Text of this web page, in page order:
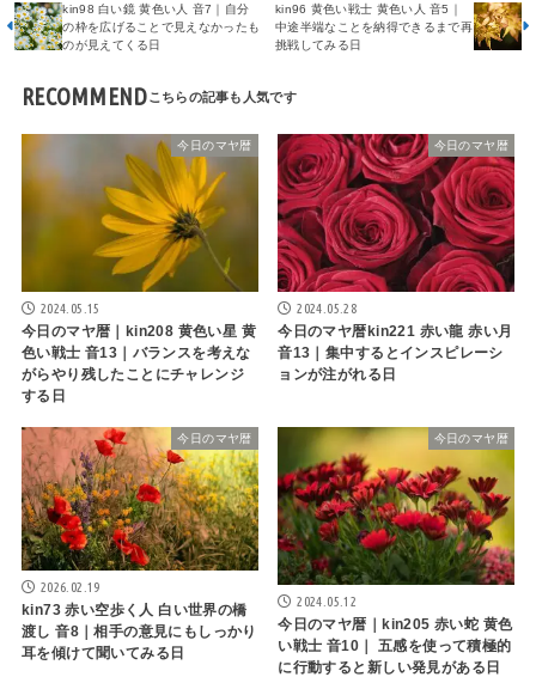
kin98 白い鏡 黄色い人 音7｜自分
の枠を広げることで見えなかったも
のが見えてくる日
kin96 黄色い戦士 黄色い人 音5｜
中途半端なことを納得できるまで再
挑戦してみる日
RECOMMEND
今日のマヤ暦
2024.05.15
今日のマヤ暦｜kin208 黄色い星 黄
色い戦士 音13｜バランスを考えな
がらやり残したことにチャレンジ
する日
今日のマヤ暦
2024.05.28
今日のマヤ暦kin221 赤い龍 赤い月
音13｜集中するとインスピレーシ
ョンが注がれる日
今日のマヤ暦
2026.02.19
kin73 赤い空歩く人 白い世界の橋
渡し 音8｜相手の意見にもしっかり
耳を傾けて聞いてみる日
今日のマヤ暦
2024.05.12
今日のマヤ暦｜kin205 赤い蛇 黄色
い戦士 音10｜ 五感を使って積極的
に行動すると新しい発見がある日